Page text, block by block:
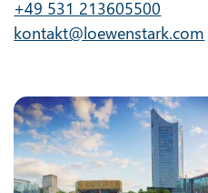
+49 531 213605500
kontakt@loewenstark.com